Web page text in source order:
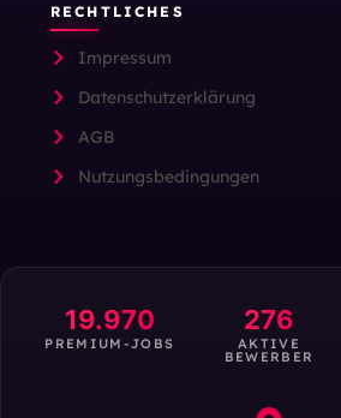
RECHTLICHES
Impressum
Datenschutzerklärung
AGB
Nutzungsbedingungen
19.970
PREMIUM-JOBS
276
AKTIVE
BEWERBER